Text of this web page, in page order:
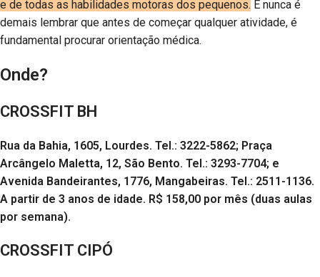
e de todas as habilidades motoras dos pequenos. E nunca é
demais lembrar que antes de começar qualquer atividade, é
fundamental procurar orientação médica.
Onde?
CROSSFIT BH
Rua da Bahia, 1605, Lourdes. Tel.: 3222-5862; Praça
Arcângelo Maletta, 12, São Bento. Tel.: 3293-7704; e
Avenida Bandeirantes, 1776, Mangabeiras. Tel.: 2511-1136.
A partir de 3 anos de idade. R$ 158,00 por mês (duas aulas
por semana).
CROSSFIT CIPÓ